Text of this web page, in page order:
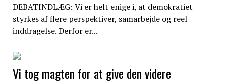
DEBATINDLÆG: Vi er helt enige i, at demokratiet
styrkes af flere perspektiver, samarbejde og reel
inddragelse. Derfor er...
Vi tog magten for at give den videre